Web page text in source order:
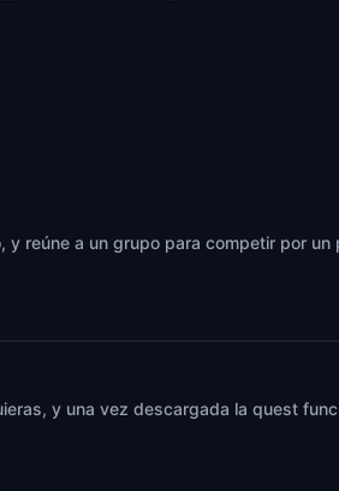
reúne a un grupo para competir por un
y una vez descargada la quest